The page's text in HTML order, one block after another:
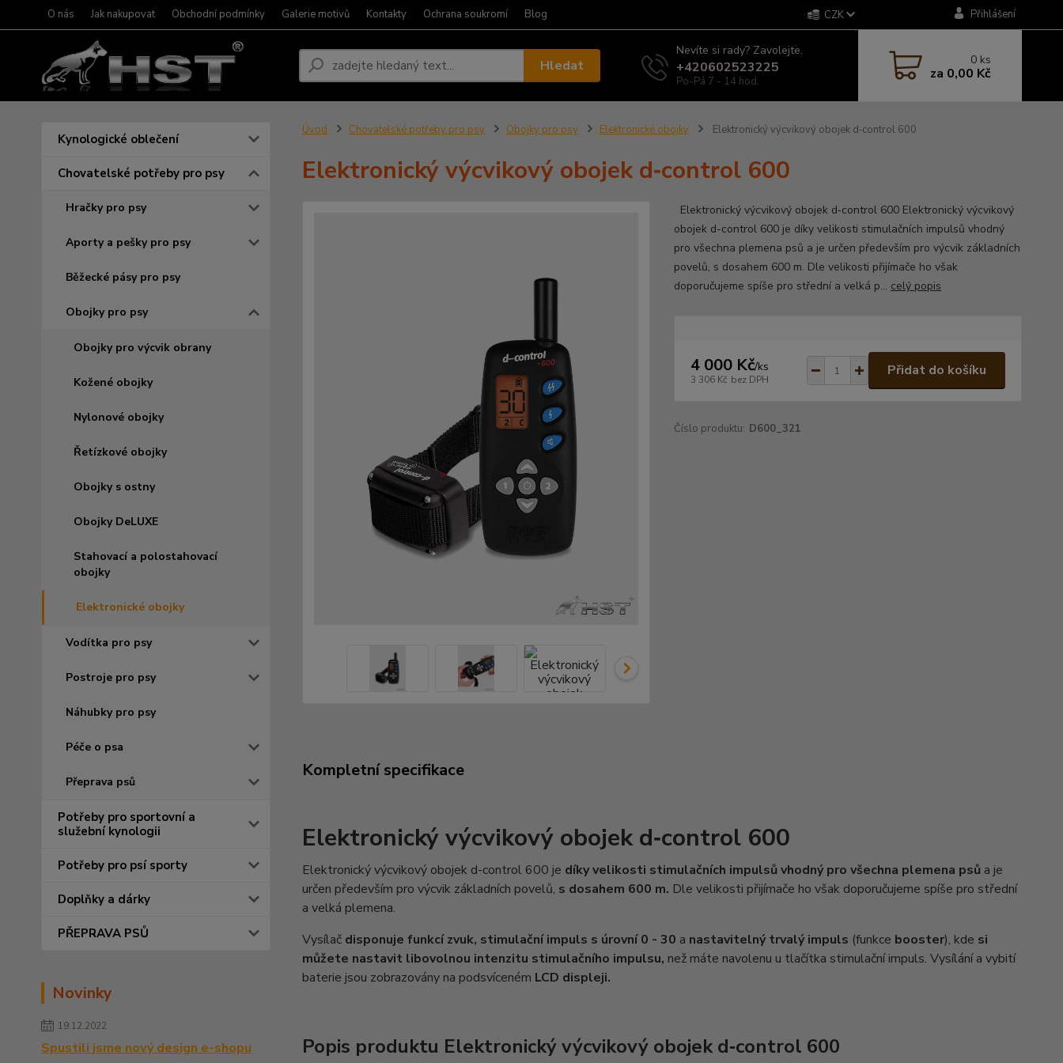
O nás Jak nakupovat Obchodní podmínky Galerie motivů Kontakty Ochrana soukromí Blog CZK Přihlášení
Hledat
Nevíte si rady? Zavolejte.
+420602523225
Po-Pá 7 - 14 hod.
0 ks
za 0,00 Kč
Kynologické oblečení
Chovatelské potřeby pro psy
Hračky pro psy
Aporty a pešky pro psy
Běžecké pásy pro psy
Obojky pro psy
Obojky pro výcvik obrany
Kožené obojky
Nylonové obojky
Řetízkové obojky
Obojky s ostny
Obojky DeLUXE
Stahovací a polostahovací
obojky
Elektronické obojky
Vodítka pro psy
Postroje pro psy
Náhubky pro psy
Péče o psa
Přeprava psů
Potřeby pro sportovní a
služební kynologii
Potřeby pro psí sporty
Doplňky a dárky
PŘEPRAVA PSŮ
Novinky
19.12.2022
Spustili jsme nový design e-shopu
Úvod Chovatelské potřeby pro psy Obojky pro psy Elektronické obojky Elektronický výcvikový obojek d‑control 600
Elektronický výcvikový obojek d‑control 600
Elektronický výcvikový obojek d‑control 600 Elektronický výcvikový
obojek d-control 600 je díky velikosti stimulačních impulsů vhodný
pro všechna plemena psů a je určen především pro výcvik základních
povelů, s dosahem 600 m. Dle velikosti přijímače ho však
doporučujeme spíše pro střední a velká p... celý popis
4 000 Kč/ks
3 306 Kč bez DPH
Přidat do košíku
Číslo produktu: D600_321
Kompletní specifikace
Elektronický výcvikový obojek d‑control 600
Elektronický výcvikový obojek d-control 600 je díky velikosti stimulačních impulsů vhodný pro všechna plemena psů a je
určen především pro výcvik základních povelů, s dosahem 600 m. Dle velikosti přijímače ho však doporučujeme spíše pro střední
a velká plemena.
Vysílač disponuje funkcí zvuk, stimulační impuls s úrovní 0 - 30 a nastavitelný trvalý impuls (funkce booster), kde si
můžete nastavit libovolnou intenzitu stimulačního impulsu, než máte navolenu u tlačítka stimulační impuls. Vysílání a vybití
baterie jsou zobrazovány na podsvíceném LCD displeji.
Popis produktu Elektronický výcvikový obojek d‑control 600